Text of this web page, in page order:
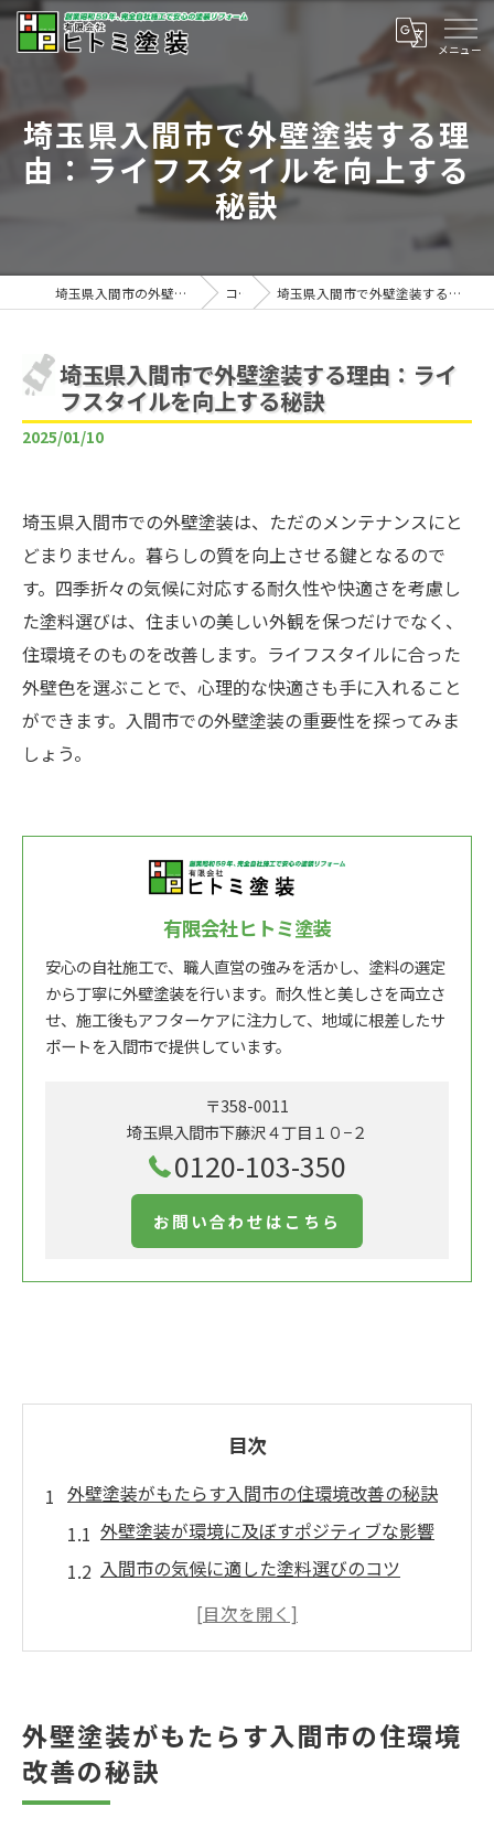
埼玉県入間市で外壁塗装する理
由：ライフスタイルを向上する
秘訣
埼玉県入間市の外壁塗装は有限会社ヒトミ塗装 コラム 埼玉県入間市で外壁塗装する理由：ライフスタイルを向上する秘訣
埼玉県入間市で外壁塗装する理由：ライ
フスタイルを向上する秘訣
2025/01/10
埼玉県入間市での外壁塗装は、ただのメンテナンスにと
どまりません。暮らしの質を向上させる鍵となるので
す。四季折々の気候に対応する耐久性や快適さを考慮し
た塗料選びは、住まいの美しい外観を保つだけでなく、
住環境そのものを改善します。ライフスタイルに合った
外壁色を選ぶことで、心理的な快適さも手に入れること
ができます。入間市での外壁塗装の重要性を探ってみま
しょう。
有限会社ヒトミ塗装
安心の自社施工で、職人直営の強みを活かし、塗料の選定
から丁寧に外壁塗装を行います。耐久性と美しさを両立さ
せ、施工後もアフターケアに注力して、地域に根差したサ
ポートを入間市で提供しています。
〒358-0011
埼玉県入間市下藤沢４丁目１０−２
0120-103-350
お問い合わせはこちら
目次
外壁塗装がもたらす入間市の住環境改善の秘訣
外壁塗装が環境に及ぼすポジティブな影響
入間市の気候に適した塗料選びのコツ
風水を活かした外壁色の選び方
外壁塗装で実現するエコフレンドリーな暮
らし
外壁塗装がもたらす入間市の住環境
改善の秘訣